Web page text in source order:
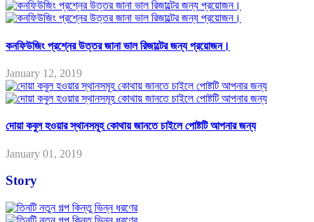
কনফিউজিং প্রশ্নের উত্তর জানা ভাল রিজাল্টের জন্য প্রয়োজন।
January 12, 2019
দোয়া কবুল হওয়ার স্থানসমূহ কোথায় জানতে চাইলে পোষ্টটি আপনার জন্য
January 01, 2019
Story